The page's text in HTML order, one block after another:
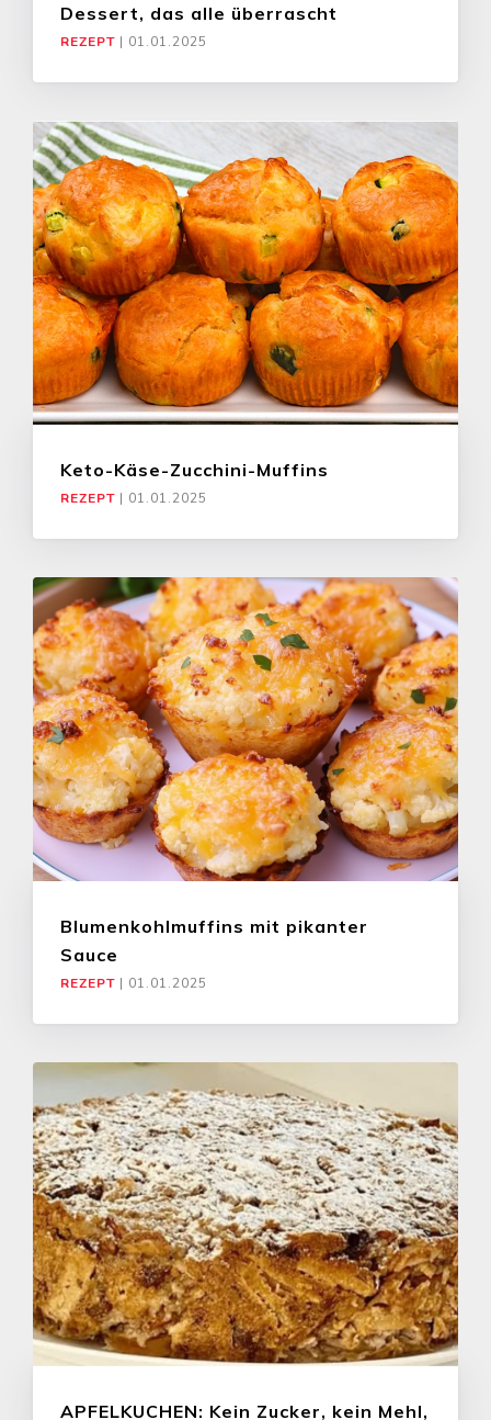
Dessert, das alle überrascht
REZEPT | 01.01.2025
Keto-Käse-Zucchini-Muffins
REZEPT | 01.01.2025
Blumenkohlmuffins mit pikanter
Sauce
REZEPT | 01.01.2025
APFELKUCHEN: Kein Zucker, kein Mehl,